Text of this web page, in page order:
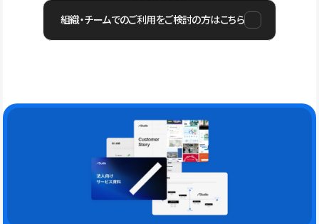
組織・チームでのご利用をご検討の方はこちら